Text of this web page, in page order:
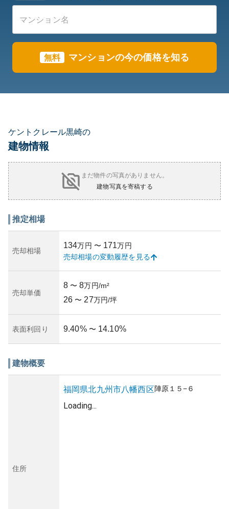
無料 マンションの今の価格を知る
ケントクレール黒崎の
建物情報
まだ物件の写真がありません。
建物写真を寄稿する
推定相場
売却相場
134万円 〜 171万円
売却相場の変動履歴を見る
売却単価
8 〜 8万円/m²
26 〜 27万円/坪
表面利回り 9.40% 〜 14.10%
建物概要
住所
福岡県北九州市八幡西区陣原１５−６
Loading...